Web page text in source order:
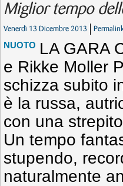
Miglior tempo
Venerdì 13 Dicembre 2013
NUOTO LA GARA
e Rikke Moller
schizza subito
è la russa,
con una
Un tempo
stupendo,
naturalmente